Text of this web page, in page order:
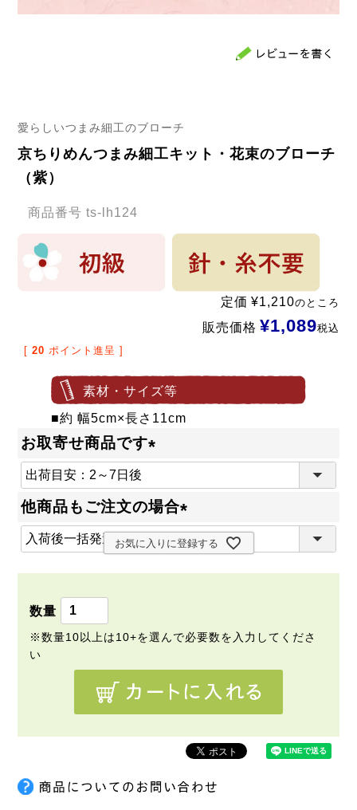
愛らしいつまみ細工のブローチ
京ちりめんつまみ細工キット・花束のブローチ
（紫）
商品番号 ts-lh124
定価 ¥1,210のところ
販売価格 ¥1,089税込
[ 20 ポイント進呈 ]
素材・サイズ等
■約 幅5cm×長さ11cm
お取寄せ商品です
必
)
他商品もご注文の場合
(
お気に入りに登録する